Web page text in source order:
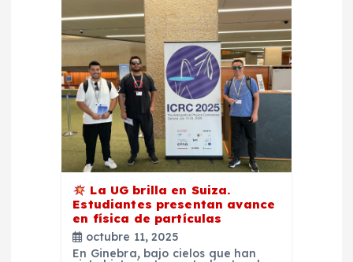
La UG brilla en Suiza.
Estudiantes presentan avance
en física de partículas
octubre 11, 2025
En Ginebra, bajo cielos que han